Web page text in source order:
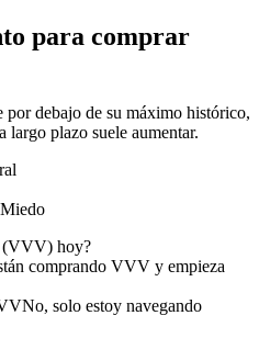
como garantía
para comprar
por debajo de su máximo histórico,
largo plazo suele aumentar.
Miedo
(VVV) hoy?
comprando VVV y empieza
No, solo estoy navegando